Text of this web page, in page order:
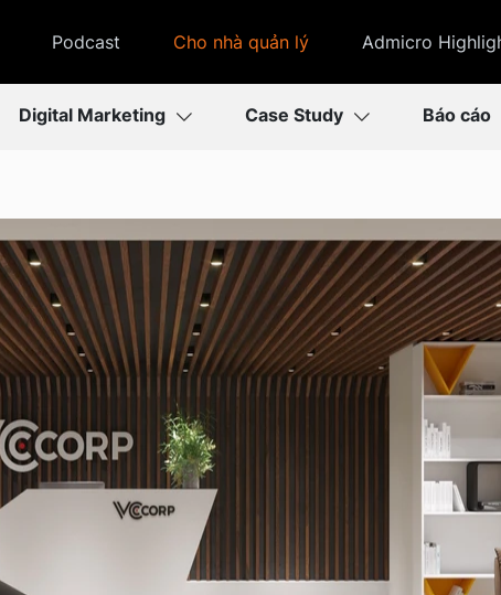
Podcast Cho nhà quản lý Admicro
Digital Marketing Case Study Báo cáo